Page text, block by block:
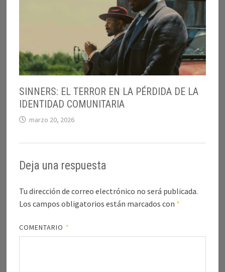
SINNERS: EL TERROR EN LA PÉRDIDA DE LA
IDENTIDAD COMUNITARIA
marzo 20, 2026
Deja una respuesta
Tu dirección de correo electrónico no será publicada.
Los campos obligatorios están marcados con *
COMENTARIO *